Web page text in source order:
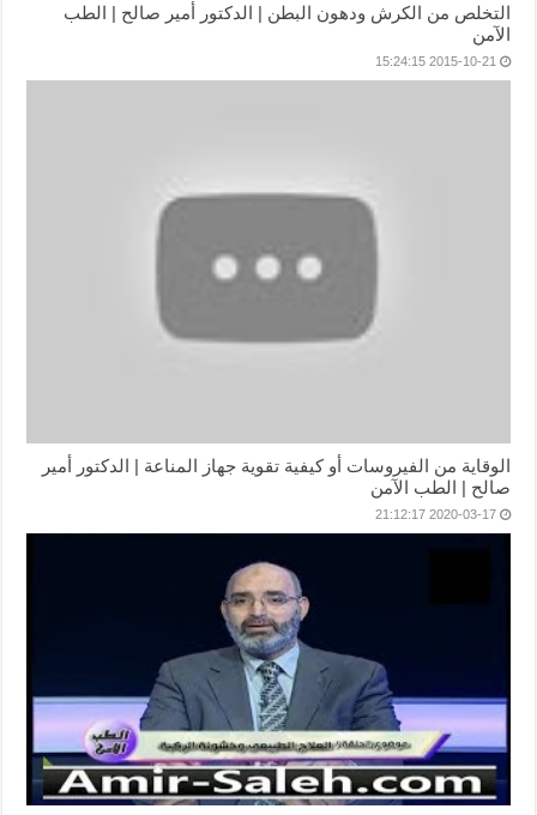
التخلص من الكرش ودهون البطن | الدكتور أمير صالح | الطب
الآمن
2015-10-21 15:24:15
الوقاية من الفيروسات أو كيفية تقوية جهاز المناعة | الدكتور أمير
صالح | الطب الآمن
2020-03-17 21:12:17